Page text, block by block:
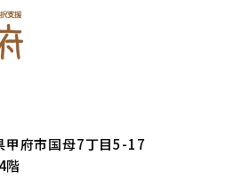
府市国母7丁目5-17
階